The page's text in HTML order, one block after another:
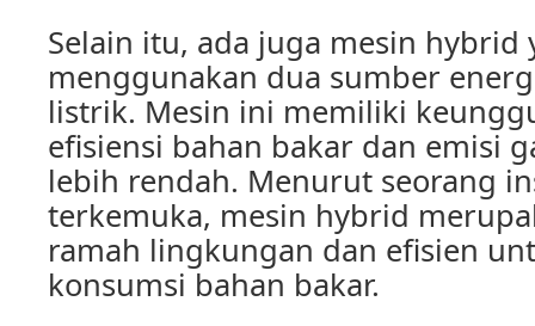
Selain itu, ada juga mesin hybrid
menggunakan dua sumber
listrik. Mesin ini memiliki
efisiensi bahan bakar dan emisi
lebih rendah. Menurut seorang
terkemuka, mesin hybrid
ramah lingkungan dan efisien
konsumsi bahan bakar.